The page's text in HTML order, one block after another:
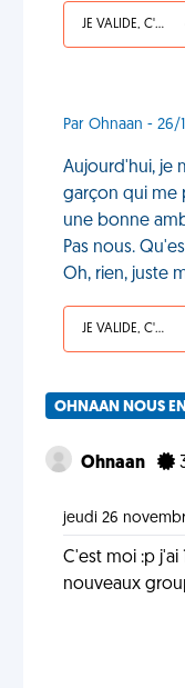
JE VALIDE, C'EST UNE VDM
Par Ohnaan - 26/
Aujourd'hui, je
garçon qui me
une bonne
Pas nous.
Oh, rien, juste
JE VALIDE, C'EST UNE VDM
OHNAAN NOUS
Ohnaan
jeudi 26
C'est moi :p j'ai
nouveaux